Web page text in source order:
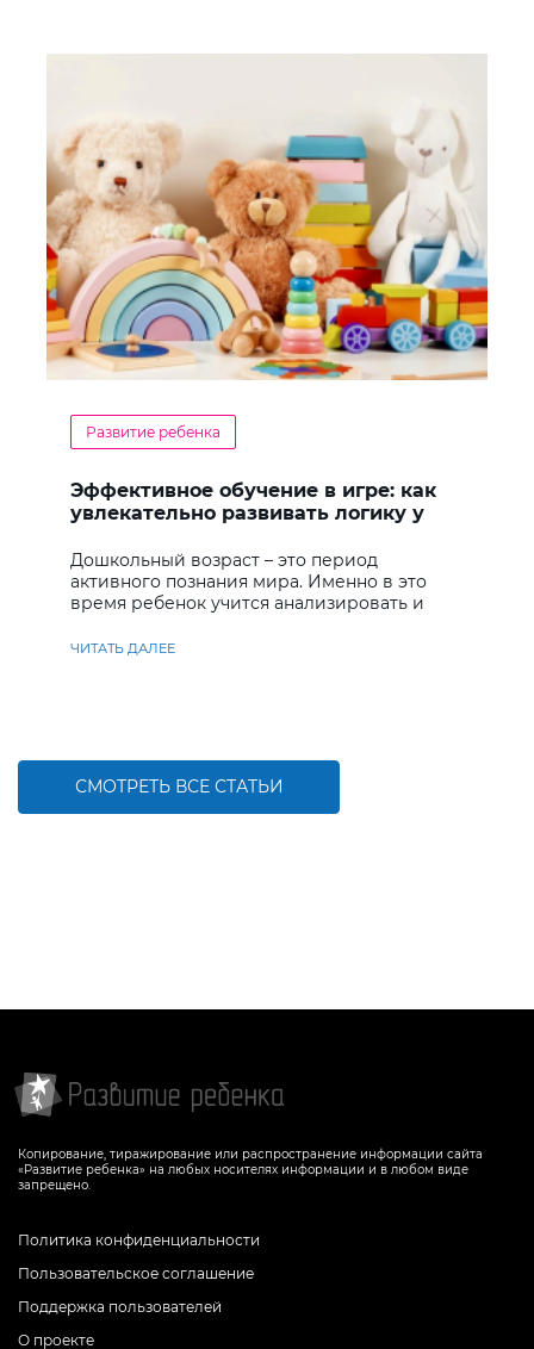
Развитие ребенка
Эффективное обучение в игре: как
увлекательно развивать логику у
Дошкольный возраст – это период
активного познания мира. Именно в это
время ребенок учится анализировать и
ЧИТАТЬ ДАЛЕЕ
СМОТРЕТЬ ВСЕ СТАТЬИ
Копирование, тиражирование или распространение информации сайта
«Развитие ребенка» на любых носителях информации и в любом виде
запрещено.
Политика конфиденциальности
Пользовательское соглашение
Поддержка пользователей
О проекте